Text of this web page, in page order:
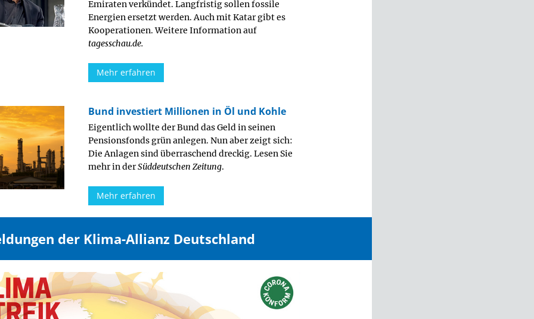
Emiraten verkündet. Langfristig sollen fossile
Energien ersetzt werden. Auch mit Katar gibt es
Kooperationen. Weitere Information auf
tagesschau.de.
Mehr erfahren
Bund investiert Millionen in Öl und Kohle
Eigentlich wollte der Bund das Geld in seinen
Pensionsfonds grün anlegen. Nun aber zeigt sich:
Die Anlagen sind überraschend dreckig. Lesen Sie
mehr in derSüddeutschen Zeitung.
Mehr erfahren
der Klima-Allianz Deutschland